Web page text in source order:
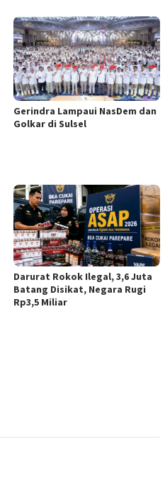
Gerindra Lampaui NasDem dan
Golkar di Sulsel
Darurat Rokok Ilegal, 3,6 Juta
Batang Disikat, Negara Rugi
Rp3,5 Miliar